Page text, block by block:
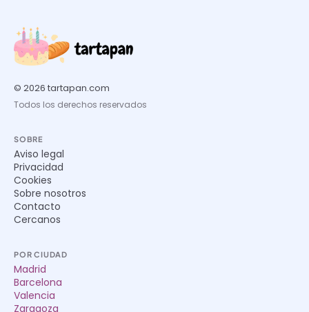
© 2026 tartapan.com
Todos los derechos reservados
SOBRE
Aviso legal
Privacidad
Cookies
Sobre nosotros
Contacto
Cercanos
POR CIUDAD
Madrid
Barcelona
Valencia
Zaragoza